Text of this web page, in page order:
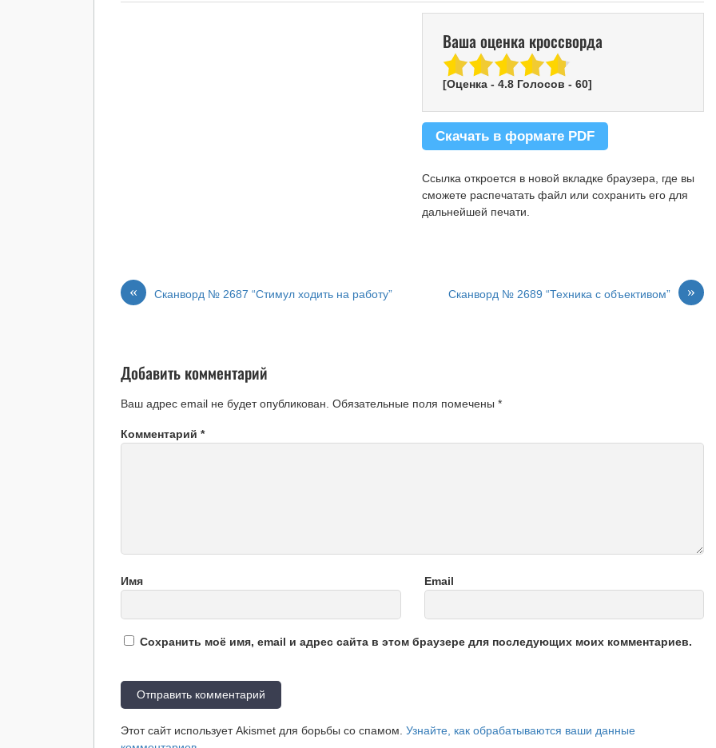
Ваша оценка кроссворда
[Оценка - 4.8Голосов - 60]
Скачать в формате PDF
Ссылка откроется в новой вкладке браузера, где вы
сможете распечатать файл или сохранить его для
дальнейшей печати.
« Сканворд № 2687 “Стимул ходить на работу” »
Сканворд № 2689 “Техника с объективом”
Добавить комментарий
Ваш адрес email не будет опубликован. Обязательные поля помечены*
Комментарий*
Имя Email
Сохранить моё имя, email и адрес сайта в этом браузере для последующих моих комментариев.
Этот сайт использует Akismet для борьбы со спамом.Узнайте, как обрабатываются ваши данные